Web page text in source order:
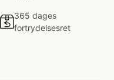
365 dages
fortrydelsesret